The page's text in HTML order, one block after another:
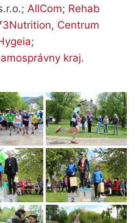
AllCom; Rehab
, Centrum
;
kraj.